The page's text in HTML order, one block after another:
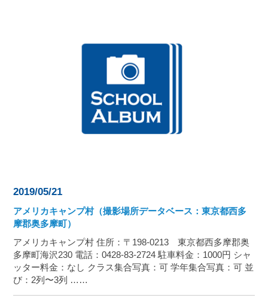
2019/05/21
アメリカキャンプ村（撮影場所データベース：東京都西多
摩郡奥多摩町）
アメリカキャンプ村 住所：〒198-0213 東京都西多摩郡奥
多摩町海沢230 電話：0428-83-2724 駐車料金：1000円 シャ
ッター料金：なし クラス集合写真：可 学年集合写真：可 並
び：2列〜3列 ……